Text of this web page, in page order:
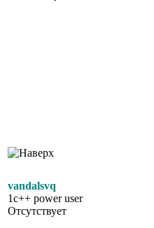
vandalsvq
1c++ power user
Отсутствует